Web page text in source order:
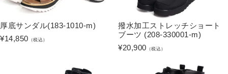
厚底サンダル(183-1010-m)
¥14,850 （税込）
撥水加工ストレッチショート
ブーツ (208-330001-m)
¥20,900 （税込）